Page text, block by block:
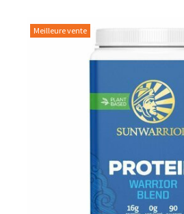
Meilleure vente